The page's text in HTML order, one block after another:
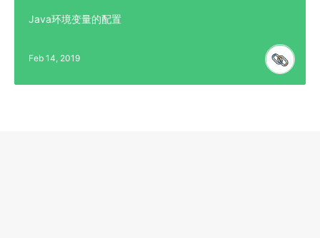
Java环境变量的配置
Feb 14, 2019